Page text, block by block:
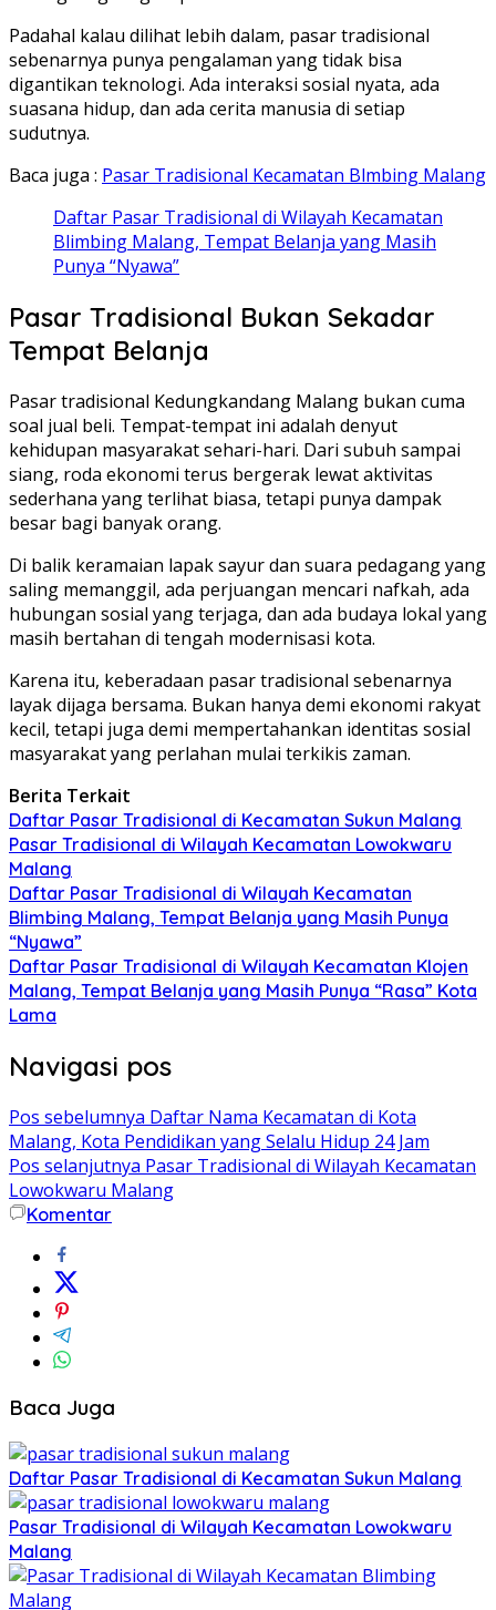
Padahal kalau dilihat lebih dalam, pasar tradisional
sebenarnya punya pengalaman yang tidak bisa
digantikan teknologi. Ada interaksi sosial nyata, ada
suasana hidup, dan ada cerita manusia di setiap
sudutnya.
Baca juga : Pasar Tradisional Kecamatan Blmbing Malang
Daftar Pasar Tradisional di Wilayah Kecamatan
Blimbing Malang, Tempat Belanja yang Masih
Punya “Nyawa”
Pasar Tradisional Bukan Sekadar
Tempat Belanja
Pasar tradisional Kedungkandang Malang bukan cuma
soal jual beli. Tempat-tempat ini adalah denyut
kehidupan masyarakat sehari-hari. Dari subuh sampai
siang, roda ekonomi terus bergerak lewat aktivitas
sederhana yang terlihat biasa, tetapi punya dampak
besar bagi banyak orang.
Di balik keramaian lapak sayur dan suara pedagang yang
saling memanggil, ada perjuangan mencari nafkah, ada
hubungan sosial yang terjaga, dan ada budaya lokal yang
masih bertahan di tengah modernisasi kota.
Karena itu, keberadaan pasar tradisional sebenarnya
layak dijaga bersama. Bukan hanya demi ekonomi rakyat
kecil, tetapi juga demi mempertahankan identitas sosial
masyarakat yang perlahan mulai terkikis zaman.
Berita Terkait
Daftar Pasar Tradisional di Kecamatan Sukun Malang
Pasar Tradisional di Wilayah Kecamatan Lowokwaru
Malang
Daftar Pasar Tradisional di Wilayah Kecamatan
Blimbing Malang, Tempat Belanja yang Masih Punya
“Nyawa”
Daftar Pasar Tradisional di Wilayah Kecamatan Klojen
Malang, Tempat Belanja yang Masih Punya “Rasa” Kota
Lama
Navigasi pos
Pos sebelumnya Daftar Nama Kecamatan di Kota
Malang, Kota Pendidikan yang Selalu Hidup 24 Jam
Pos selanjutnya Pasar Tradisional di Wilayah Kecamatan
Lowokwaru Malang
Komentar
Baca Juga
Daftar Pasar Tradisional di Kecamatan Sukun Malang
Pasar Tradisional di Wilayah Kecamatan Lowokwaru
Malang